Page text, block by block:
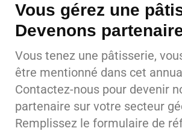
Vous gérez une
Devenons
Vous tenez une pâtisserie,
être mentionné dans cet
Contactez-nous pour devenir
partenaire sur votre secteur
Remplissez le formulaire de